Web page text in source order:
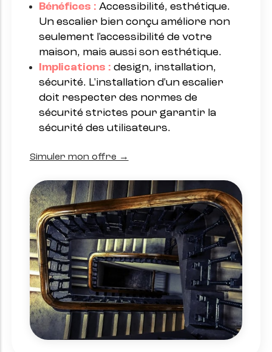
Bénéfices : Accessibilité, esthétique.
Un escalier bien conçu améliore non
seulement l'accessibilité de votre
maison, mais aussi son esthétique.
Implications : design, installation,
sécurité. L'installation d'un escalier
doit respecter des normes de
sécurité strictes pour garantir la
sécurité des utilisateurs.
Simuler mon offre →